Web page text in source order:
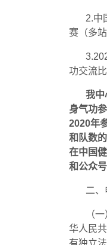
2.中
赛（多站
功交流
我中
身气功
2020年
和队数
在中国
和公众号
二、
（
华人民
有独立